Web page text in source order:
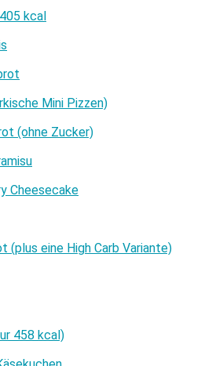
kcal
Mini Pizzen)
(ohne Zucker)
Cheesecake
(plus eine High Carb Variante)
458 kcal)